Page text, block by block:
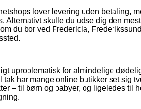
lover levering uden betaling,
Alternativt skulle du udse dig den
du bor ved Fredericia,
uproblematisk for almindelige
tak har mange online butikker set sig
– til børn og babyer, og ligeledes til